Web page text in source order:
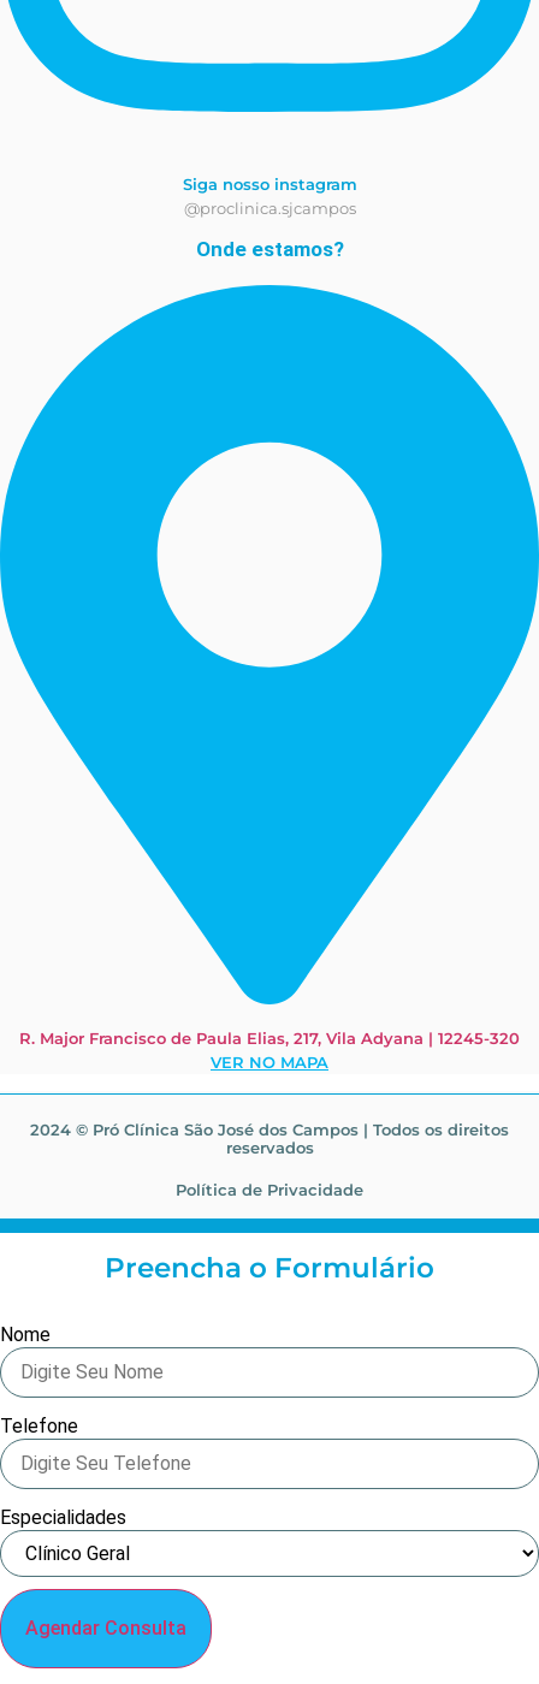
Siga nosso instagram
@proclinica.sjcampos
Onde estamos?
R. Major Francisco de Paula Elias, 217, Vila Adyana | 12245-320
VER NO MAPA
2024 © Pró Clínica São José dos Campos | Todos os direitos
reservados
Política de Privacidade
Preencha o Formulário
Nome
Telefone
Especialidades
Agendar Consulta